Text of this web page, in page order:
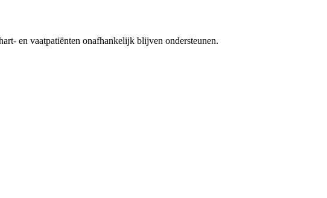
en vaatpatiënten onafhankelijk blijven ondersteunen.